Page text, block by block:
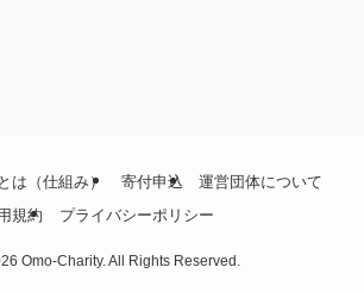
は（仕組み） 寄付申込
運営団体について
規約
プライバシーポリシー
Omo-Charity. All Rights Reserved.